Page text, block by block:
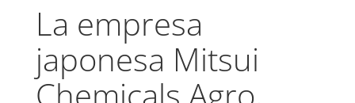
La empresa
japonesa Mitsui
Chemicals Agro,